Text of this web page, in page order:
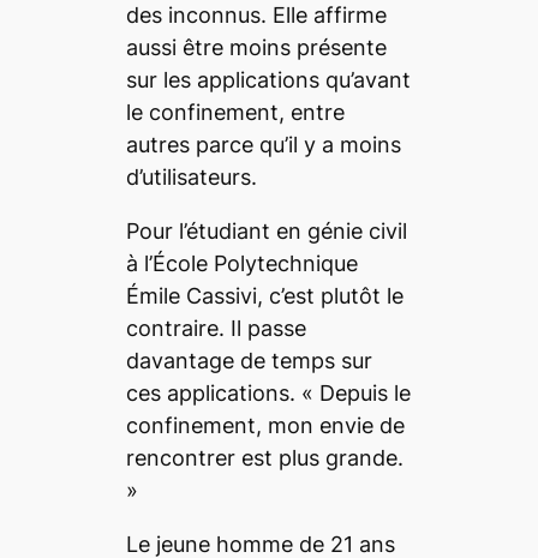
des inconnus. Elle affirme
aussi être moins présente
sur les applications qu’avant
le confinement, entre
autres parce qu’il y a moins
d’utilisateurs.
Pour l’étudiant en génie civil
à l’École Polytechnique
Émile Cassivi, c’est plutôt le
contraire. Il passe
davantage de temps sur
ces applications. « Depuis le
confinement, mon envie de
rencontrer est plus grande.
»
Le jeune homme de 21 ans